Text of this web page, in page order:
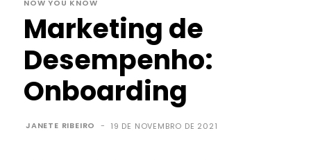
NOW YOU KNOW
Marketing de
Desempenho:
Onboarding
JANETE RIBEIRO - 19 DE NOVEMBRO DE 2021